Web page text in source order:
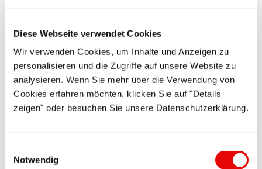
Diese Webseite verwendet Cookies
Wir verwenden Cookies, um Inhalte und Anzeigen zu
personalisieren und die Zugriffe auf unsere Website zu
analysieren. Wenn Sie mehr über die Verwendung von
Cookies erfahren möchten, klicken Sie auf "Details
zeigen" oder besuchen Sie unsere Datenschutzerklärung.
Notwendig
CAPTOP®EP 340
Zatyczki ochronne
Wykonanie z płaską główką do otworów i gwintów ...